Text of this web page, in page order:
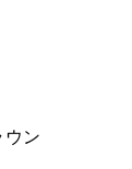
ウン